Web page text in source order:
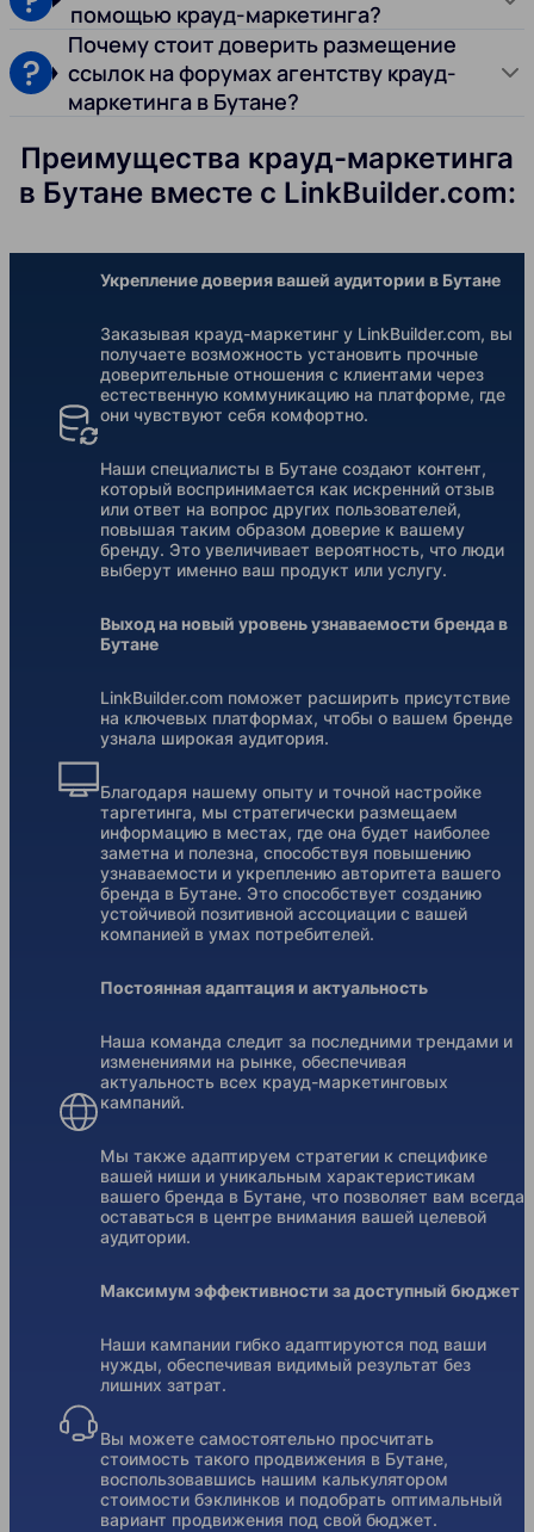
помощью крауд-маркетинга?
Почему стоит доверить размещение
ссылок на форумах агентству крауд-
маркетинга в Бутане?
Преимущества крауд-маркетинга
в Бутане вместе с LinkBuilder.com:
Укрепление доверия вашей аудитории в Бутане
Заказывая крауд-маркетинг у LinkBuilder.com, вы
получаете возможность установить прочные
доверительные отношения с клиентами через
естественную коммуникацию на платформе, где
они чувствуют себя комфортно.
Наши специалисты в Бутане создают контент,
который воспринимается как искренний отзыв
или ответ на вопрос других пользователей,
повышая таким образом доверие к вашему
бренду. Это увеличивает вероятность, что люди
выберут именно ваш продукт или услугу.
Выход на новый уровень узнаваемости бренда в
Бутане
LinkBuilder.com поможет расширить присутствие
на ключевых платформах, чтобы о вашем бренде
узнала широкая аудитория.
Благодаря нашему опыту и точной настройке
таргетинга, мы стратегически размещаем
информацию в местах, где она будет наиболее
заметна и полезна, способствуя повышению
узнаваемости и укреплению авторитета вашего
бренда в Бутане. Это способствует созданию
устойчивой позитивной ассоциации с вашей
компанией в умах потребителей.
Постоянная адаптация и актуальность
Наша команда следит за последними трендами и
изменениями на рынке, обеспечивая
актуальность всех крауд-маркетинговых
кампаний.
Мы также адаптируем стратегии к специфике
вашей ниши и уникальным характеристикам
вашего бренда в Бутане, что позволяет вам всегда
оставаться в центре внимания вашей целевой
аудитории.
Максимум эффективности за доступный бюджет
Наши кампании гибко адаптируются под ваши
нужды, обеспечивая видимый результат без
лишних затрат.
Вы можете самостоятельно просчитать
стоимость такого продвижения в Бутане,
воспользовавшись нашим калькулятором
стоимости бэклинков и подобрать оптимальный
вариант продвижения под свой бюджет.